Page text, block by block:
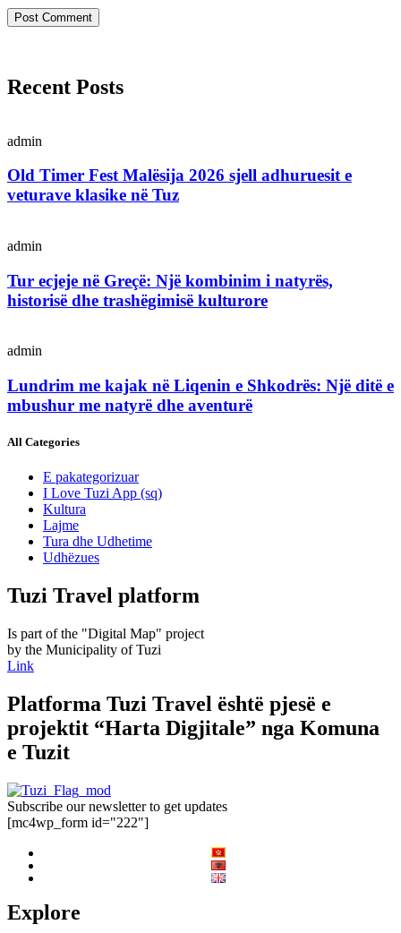
Recent Posts
admin
Old Timer Fest Malësija 2026 sjell adhuruesit e
veturave klasike në Tuz
admin
Tur ecjeje në Greçë: Një kombinim i natyrës,
historisë dhe trashëgimisë kulturore
admin
Lundrim me kajak në Liqenin e Shkodrës: Një ditë e
mbushur me natyrë dhe aventurë
All Categories
E pakategorizuar
I Love Tuzi App (sq)
Kultura
Lajme
Tura dhe Udhetime
Udhëzues
Tuzi Travel platform
Is part of the "Digital Map" project
by the Municipality of Tuzi
Link
Platforma Tuzi Travel është pjesë e
projektit “Harta Digjitale” nga Komuna
e Tuzit
Subscribe our newsletter to get updates
[mc4wp_form id="222"]
Explore